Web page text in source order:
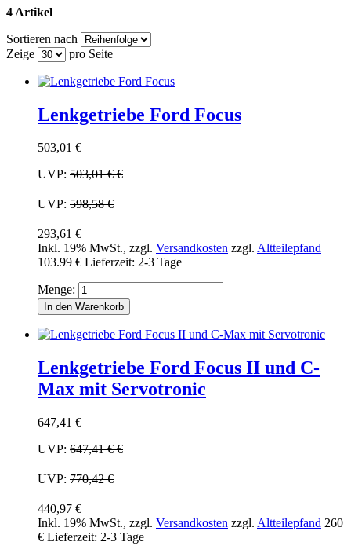
4 Artikel
Sortieren nach
Zeige
pro Seite
Lenkgetriebe Ford Focus
503,01 €
UVP: 503,01 €€
UVP: 598,58 €
293,61 €
Inkl. 19% MwSt., zzgl. Versandkosten zzgl. Altteilepfand
103.99 € Lieferzeit: 2-3 Tage
Menge:
In den Warenkorb
Lenkgetriebe Ford Focus II und C-
Max mit Servotronic
647,41 €
UVP: 647,41 €€
UVP: 770,42 €
440,97 €
Inkl. 19% MwSt., zzgl. Versandkosten zzgl. Altteilepfand 260
€ Lieferzeit: 2-3 Tage